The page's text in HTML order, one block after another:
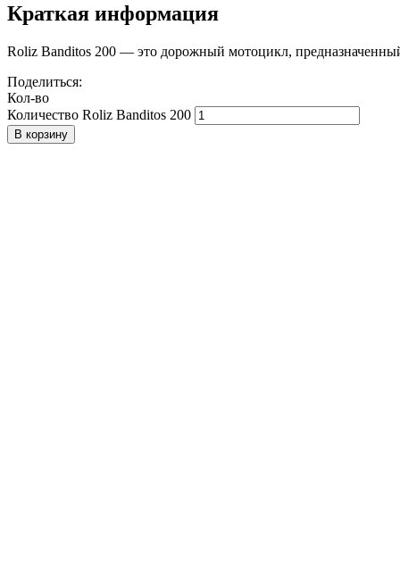
Краткая информация
Roliz Banditos 200 — это дорожный мотоцикл,
Поделиться:
Кол-во
Количество Roliz Banditos 200
В корзину